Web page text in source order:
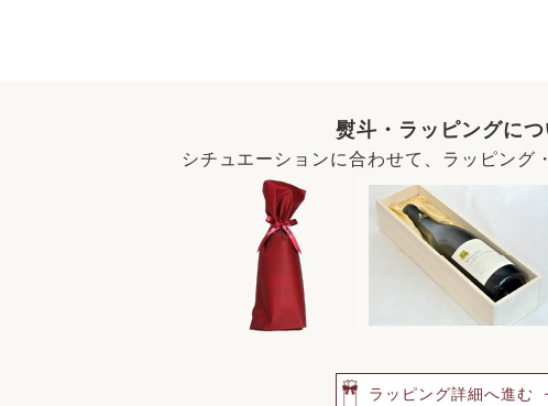
熨斗・ラッピングに
シチュエーションに合わせて、ラッピング
ラッピング詳細へ進む